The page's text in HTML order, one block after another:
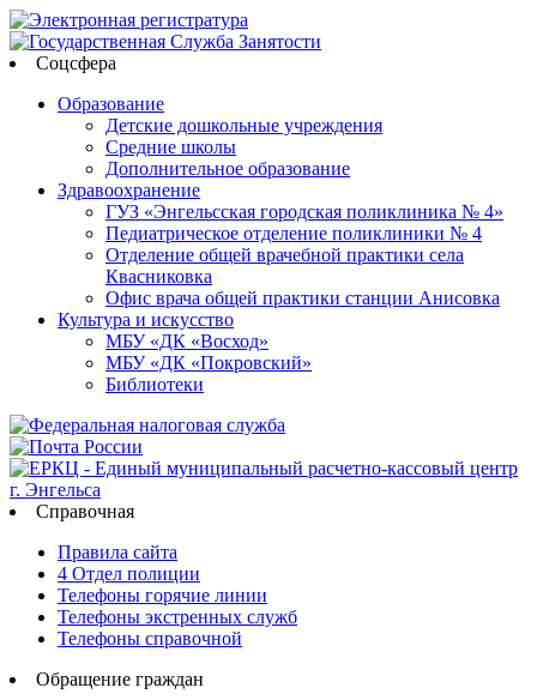
Соцсфера
Образование
Детские дошкольные учреждения
Средние школы
Дополнительное образование
Здравоохранение
ГУЗ «Энгельсская городская поликлиника № 4»
Педиатрическое отделение поликлиники № 4
Отделение общей врачебной практики села
Квасниковка
Офис врача общей практики станции Анисовка
Культура и искусство
МБУ «ДК «Восход»
МБУ «ДК «Покровский»
Библиотеки
Справочная
Правила сайта
4 Отдел полиции
Телефоны горячие линии
Телефоны экстренных служб
Телефоны справочной
Обращение граждан